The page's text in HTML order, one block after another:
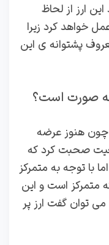
ارز از لحاظ
خواهد کرد زیرا
پشتوانه ی این
چه صورت است؟
چون هنوز عرضه
صحبت کرد که
با توجه به متمرکز
متمرکز است و این
توان گفت ارز پر